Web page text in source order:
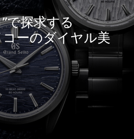
で探求する
ーのダイヤル美